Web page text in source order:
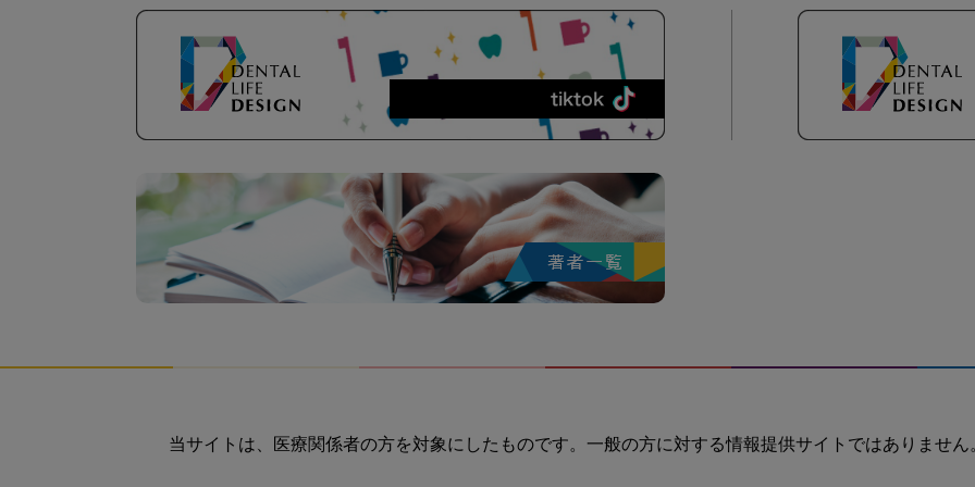
当サイトは、医療関係者の方を対象にしたものです。一般の方に対する情報提供サイトではありません